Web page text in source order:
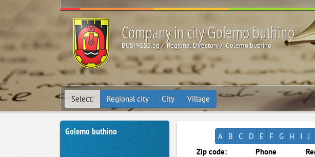
Company in city Golemo buthino
BUSINESS.bg Regional Directory Golemo buthino
Select: Regional city City Village
Golemo buthino A B C D E F G H I J
Zip code:
Phone